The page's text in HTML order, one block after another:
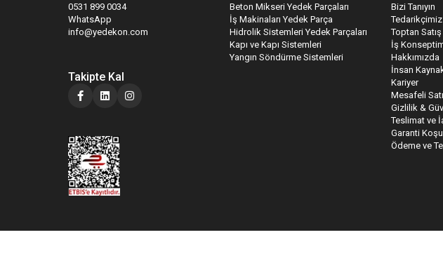
0531 899 0034
WhatsApp
info@yedekon.com
Takipte Kal
Beton Mikseri Yedek Parçaları
İş Makinaları Yedek Parça
Hidrolik Sistemleri Yedek Parçaları
Kapı ve Kapı Sistemleri
Yangın Söndürme Sistemleri
Bizi Tanıyın
Toptan Satış
İş
Hakkımızda
İnsan
Kariyer
Mesafeli
Gizlilik &
Teslimat ve
Garanti
Ödeme ve